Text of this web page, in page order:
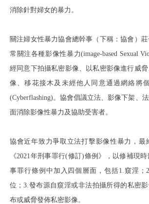
消除針對婦女的暴力。
關注婦女性暴力協會總幹事（下稱：協會）
常關注各種影像性暴力(image-based Sexual
經同意下拍攝私密影像、以私密影像進行威
像、移花接木及未經他人同意通過網絡將
(Cyberflashing)。協會倡議立法、影像下架、
面消除影像性暴力及協助受害者。
協會近年致力爭取立法打擊影像性暴力，最
《2021年刑事罪行(修訂)條例》，以修補現
事罪行條例中加入四個層面，包括1.窺淫；
位；3.發布源自窺淫或非法拍攝所得的私密
布或威脅發佈私密影像。